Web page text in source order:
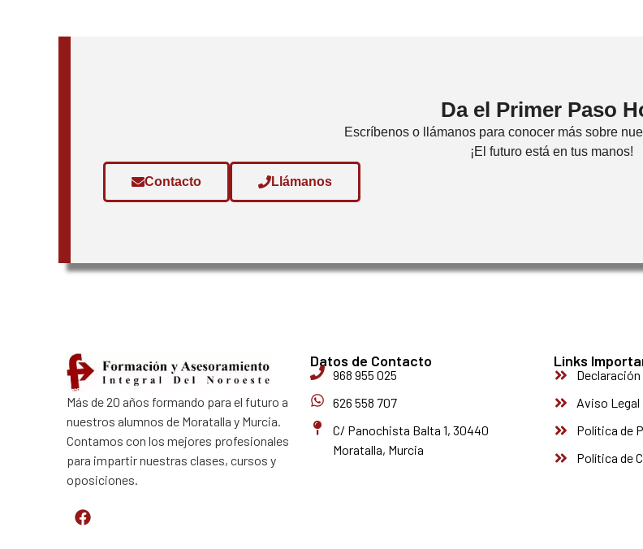
Da el Primer Paso
Escríbenos o llámanos para conocer más sobre
¡El futuro está en tus manos!
Contacto Llámanos
Más de 20 años formando para el futuro a
nuestros alumnos de Moratalla y Murcia.
Contamos con los mejores profesionales
para impartir nuestras clases, cursos y
oposiciones.
Datos de Contacto
968 955 025
626 558 707
C/ Panochista Balta 1, 30440
Moratalla, Murcia
Links
Aviso Legal
Política de
Política de